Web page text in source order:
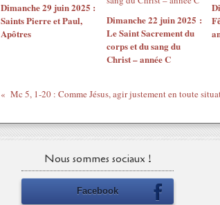
Dimanche 29 juin 2025 :
Saints Pierre et Paul,
Apôtres
Dimanche 22 juin 2025 :
Le Saint Sacrement du
corps et du sang du
Christ – année C
Nous sommes sociaux !
Facebook